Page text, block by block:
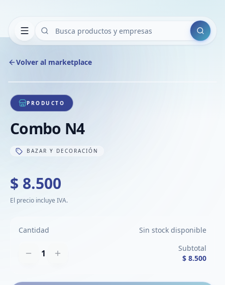
Buscar
Volver al marketplace
1/1
PRODUCTO
Combo N4
BAZAR Y DECORACIÓN
$ 8.500
El precio incluye IVA.
Cantidad Sin stock disponible
1
Subtotal
$ 8.500